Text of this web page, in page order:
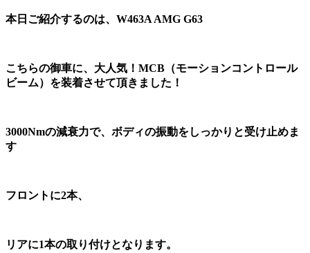
本日ご紹介するのは、W463A AMG G63
こちらの御車に、大人気！MCB（モーションコントロール
ビーム）を装着させて頂きました！
3000Nmの減衰力で、ボディの振動をしっかりと受け止めま
す
フロントに2本、
リアに1本の取り付けとなります。